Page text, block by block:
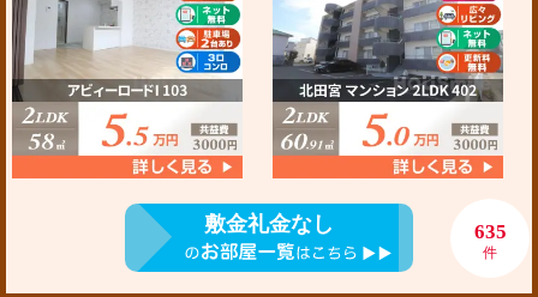
敷金礼金なし 635
件